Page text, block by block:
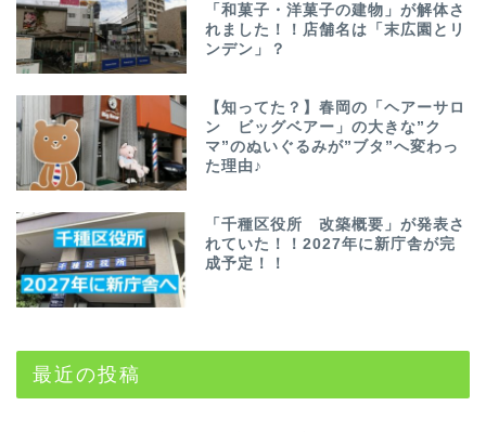
「和菓子・洋菓子の建物」が解体さ
れました！！店舗名は「末広園とリ
ンデン」？
【知ってた？】春岡の「ヘアーサロ
ン ビッグベアー」の大きな”ク
マ”のぬいぐるみが”ブタ”へ変わっ
た理由♪
「千種区役所 改築概要」が発表さ
れていた！！2027年に新庁舎が完
成予定！！
最近の投稿